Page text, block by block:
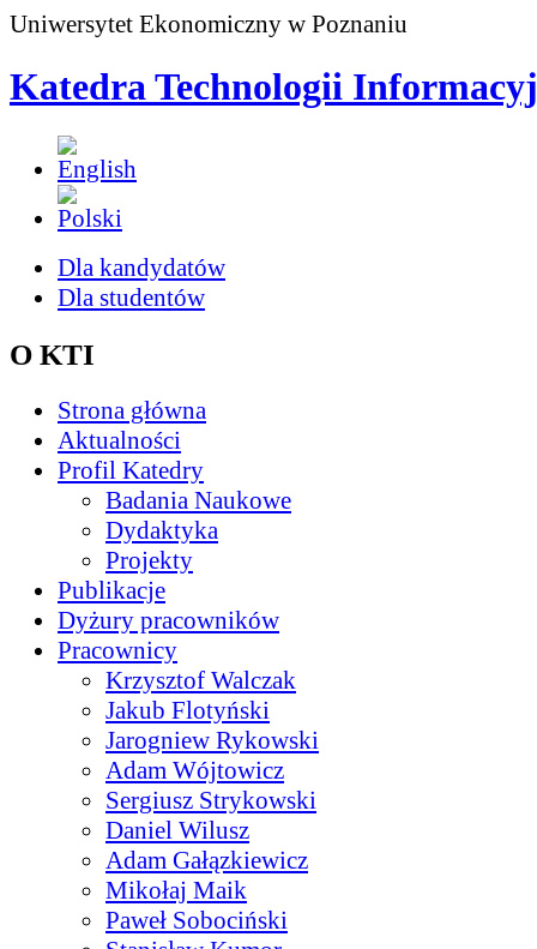
Uniwersytet Ekonomiczny w Poznaniu
Katedra Technologii
Dla kandydatów
Dla studentów
O KTI
Strona główna
Aktualności
Profil Katedry
Badania Naukowe
Dydaktyka
Projekty
Publikacje
Dyżury pracowników
Pracownicy
Krzysztof Walczak
Jakub Flotyński
Jarogniew Rykowski
Adam Wójtowicz
Sergiusz Strykowski
Daniel Wilusz
Adam Gałązkiewicz
Mikołaj Maik
Paweł Sobociński